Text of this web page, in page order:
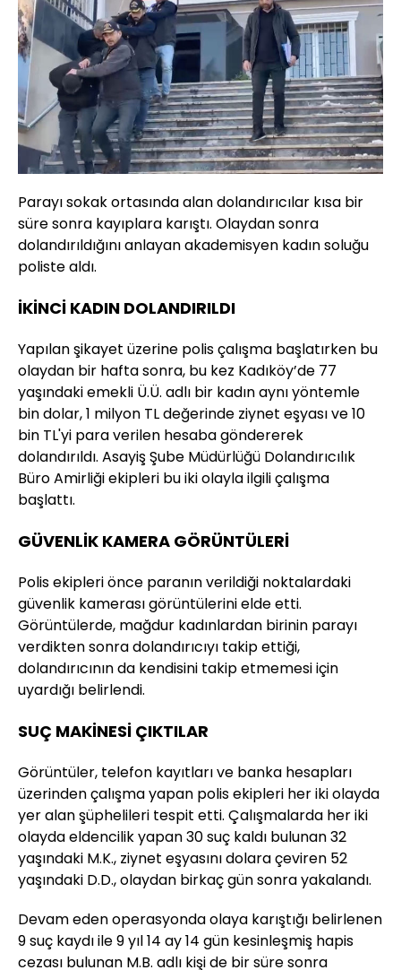
Parayı sokak ortasında alan dolandırıcılar kısa bir
süre sonra kayıplara karıştı. Olaydan sonra
dolandırıldığını anlayan akademisyen kadın soluğu
poliste aldı.
İKİNCİ KADIN DOLANDIRILDI
Yapılan şikayet üzerine polis çalışma başlatırken bu
olaydan bir hafta sonra, bu kez Kadıköy’de 77
yaşındaki emekli Ü.Ü. adlı bir kadın aynı yöntemle
bin dolar, 1 milyon TL değerinde ziynet eşyası ve 10
bin TL'yi para verilen hesaba göndererek
dolandırıldı. Asayiş Şube Müdürlüğü Dolandırıcılık
Büro Amirliği ekipleri bu iki olayla ilgili çalışma
başlattı.
GÜVENLİK KAMERA GÖRÜNTÜLERİ
Polis ekipleri önce paranın verildiği noktalardaki
güvenlik kamerası görüntülerini elde etti.
Görüntülerde, mağdur kadınlardan birinin parayı
verdikten sonra dolandırıcıyı takip ettiği,
dolandırıcının da kendisini takip etmemesi için
uyardığı belirlendi.
SUÇ MAKİNESİ ÇIKTILAR
Görüntüler, telefon kayıtları ve banka hesapları
üzerinden çalışma yapan polis ekipleri her iki olayda
yer alan şüphelileri tespit etti. Çalışmalarda her iki
olayda eldencilik yapan 30 suç kaldı bulunan 32
yaşındaki M.K., ziynet eşyasını dolara çeviren 52
yaşındaki D.D., olaydan birkaç gün sonra yakalandı.
Devam eden operasyonda olaya karıştığı belirlenen
9 suç kaydı ile 9 yıl 14 ay 14 gün kesinleşmiş hapis
cezası bulunan M.B. adlı kişi de bir süre sonra